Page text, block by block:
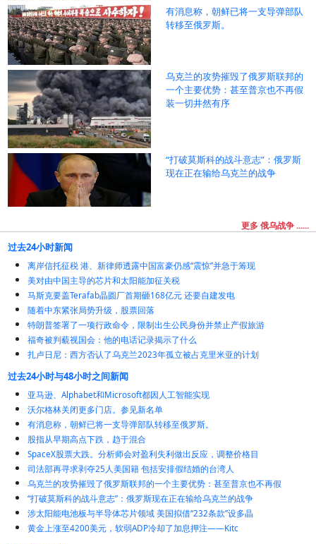
有消息称，朝鲜已将一支导弹部队
转移至俄罗斯。
乌克兰的攻势摧毁了俄罗斯联邦的
一个主要优势：甚至普京也不再假
装一切井然有序
“打破莫斯科的战斗意志”：俄罗斯
现在正在输给乌克兰的战争
更多 俄乌战争 ......
过去24小时新闻
离岸信托征税 港、新律师透露中国富豪仍感“震惊”并急于筹现
美对由中国主导的芯片和太阳能加征关税
马斯克要盖Terafab晶圆厂首期砸168亿元 还要自建发电
随着中东紧张局势升级，股票回落
特朗普签署了一项行政命令，限制出生公民身份并禁止产假旅游
福奇被判藐视国会：他的电话记录揭示了什么
扎卢日尼：西方否认了乌克兰2023年孤立被占克里米亚的计划
过去24小时与48小时之间新闻
亚马逊、Alphabet和Microsoft都因人工智能实现
沃尔格林关闭更多门店。参见新名单
有消息称，朝鲜已将一支导弹部队转移至俄罗斯。
股指从早期高点下跌，趋于混合
SpaceX股票大跌。分析师会对盈利失利做出反应，调整价格目
司法部再寻求剥夺25人美国籍 包括安排假结婚的台湾人
乌克兰的攻势摧毁了俄罗斯联邦的一个主要优势：甚至普京也不再假
“打破莫斯科的战斗意志”：俄罗斯现在正在输给乌克兰的战争
涉太阳能电池板与半导体芯片领域 美国拟借“232条款”设多晶
黄金上涨至4200美元，软弱ADP冷却了加息押注——Kitc